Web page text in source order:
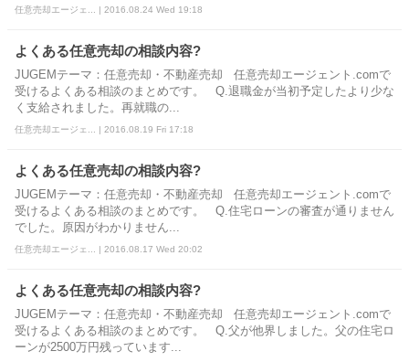
任意売却エージェ... | 2016.08.24 Wed 19:18
よくある任意売却の相談内容?
JUGEMテーマ：任意売却・不動産売却 任意売却エージェント.comで
受けるよくある相談のまとめです。 Q.退職金が当初予定したより少な
く支給されました。再就職の...
任意売却エージェ... | 2016.08.19 Fri 17:18
よくある任意売却の相談内容?
JUGEMテーマ：任意売却・不動産売却 任意売却エージェント.comで
受けるよくある相談のまとめです。 Q.住宅ローンの審査が通りません
でした。原因がわかりません...
任意売却エージェ... | 2016.08.17 Wed 20:02
よくある任意売却の相談内容?
JUGEMテーマ：任意売却・不動産売却 任意売却エージェント.comで
受けるよくある相談のまとめです。 Q.父が他界しました。父の住宅ロ
ーンが2500万円残っています...